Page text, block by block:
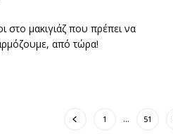
στο μακιγιάζ που πρέπει να
από τώρα!
1 … 51